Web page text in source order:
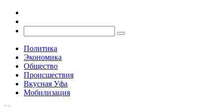
Политика
Экономика
Общество
Происшествия
Вкусная Уфа
Мобилизация